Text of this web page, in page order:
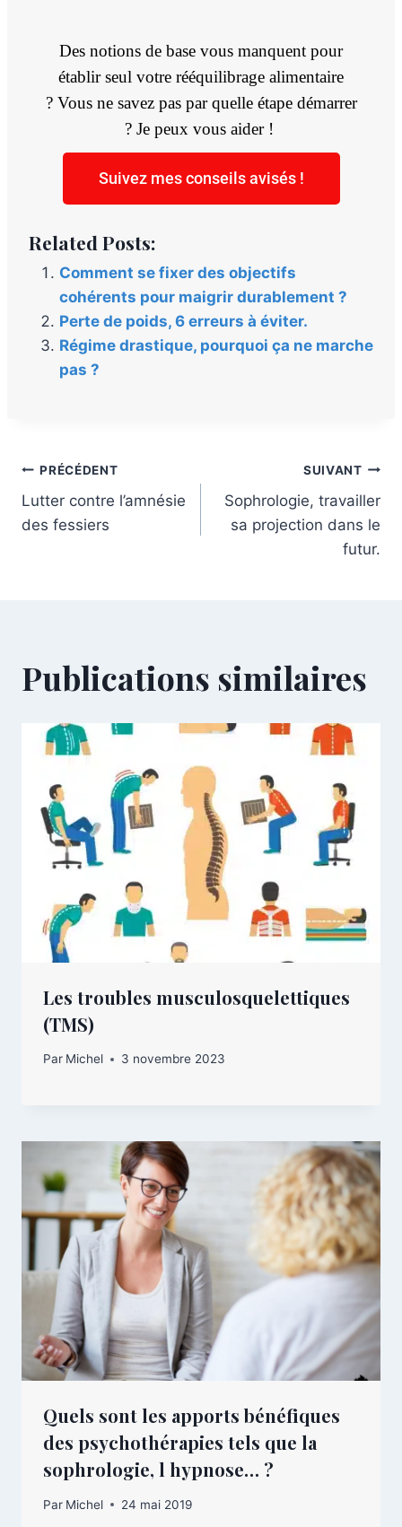
Des notions de base vous manquent pour
établir seul votre rééquilibrage alimentaire
?Vous ne savez pas par quelle étape démarrer
?Je peux vous aider !
Suivez mes conseils avisés !
Related Posts:
Comment se fixer des objectifs
cohérents pour maigrir durablement ?
Perte de poids, 6 erreurs à éviter.
Régime drastique, pourquoi ça ne marche
pas ?
PRÉCÉDENT
Lutter contre l’amnésie
des fessiers
SUIVANT
Sophrologie, travailler
sa projection dans le
futur.
Publications similaires
Les troubles musculosquelettiques
(TMS)
Par Michel 3 novembre 2023
Quels sont les apports bénéfiques
des psychothérapies tels que la
sophrologie, l hypnose… ?
Par Michel 24 mai 2019